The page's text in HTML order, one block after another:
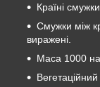
Країні
Смужки між
виражені.
Маса 1000